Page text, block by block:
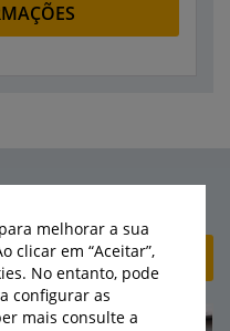
+ CRIAR ANÚNCIO
melhorar a sua
clicar em “Aceitar”,
No entanto, pode
configurar as
mais consulte a